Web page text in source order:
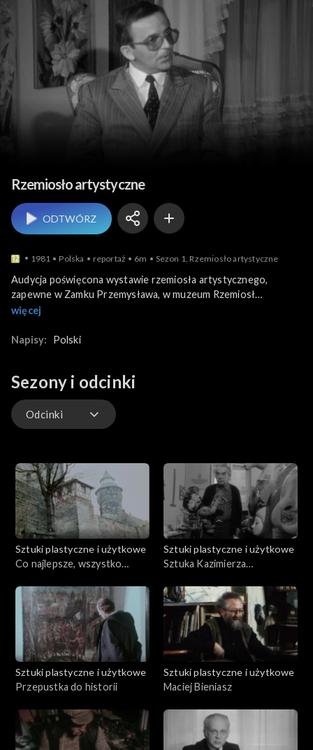
Sztuki plastyczne i
Rzemiosło artystyczne
ODTWÓRZ
1981 Polska reportaż 6m Sezon 1, Rzemiosło artystyczne
Audycja poświęcona wystawie rzemiosła artystycznego,
zapewne w Zamku Przemysława, w muzeum Rzemiosł
Artystycznych. Rozmowa z panem o trudnościach rzemiosła
materiale ujęcia eksponatów - mebli, abażurów, firanek, kutych
więcej
Napisy: Polski
Sezony i odcinki
Odcinki
Sztuki plastyczne i użytkowe
Co najlepsze, wszystko
Sztuki plastyczne i użytkowe
Sztuka Kazimierza
Sztuki plastyczne i użytkowe
Przepustka do historii
Sztuki plastyczne i użytkowe
Maciej Bieniasz